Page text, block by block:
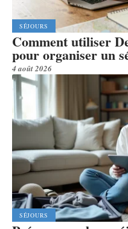
SÉJOURS
Comment utiliser
pour organiser un
4 août 2026
SÉJOURS